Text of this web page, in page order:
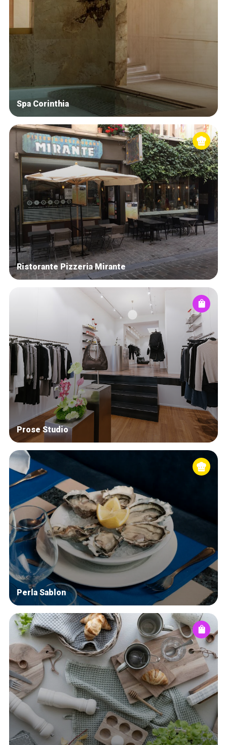
Home
De beste adressen
Blog
Winkelwijken
Tops 10
De ambachtslieden
Over ons
Spa Corinthia
Ristorante Pizzeria Mirante
Prose Studio
Perla Sablon